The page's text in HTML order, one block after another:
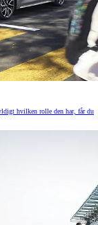
hvilken rolle den har, får du